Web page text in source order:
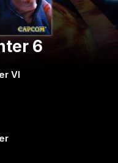
6
VI